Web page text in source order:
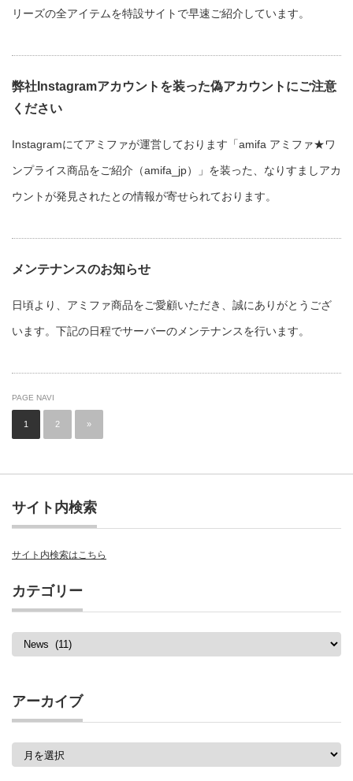
リーズの全アイテムを特設サイトで早速ご紹介しています。
弊社Instagramアカウントを装った偽アカウントにご注意
ください
Instagramにてアミファが運営しております「amifa アミファ★ワ
ンプライス商品をご紹介（amifa_jp）」を装った、なりすましアカ
ウントが発見されたとの情報が寄せられております。
メンテナンスのお知らせ
日頃より、アミファ商品をご愛顧いただき、誠にありがとうござ
います。下記の日程でサーバーのメンテナンスを行います。
PAGE NAVI
1 2 »
サイト内検索
サイト内検索はこちら
カテゴリー
カ
アーカイブ
ア